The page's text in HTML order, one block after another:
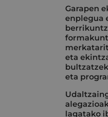
Garapen
enplegua
eta
eta
lagatako